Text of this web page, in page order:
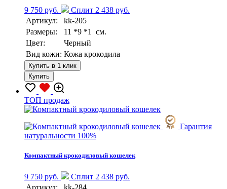
9 750 руб.
Сплит 2 438 руб.
Артикул:
kk-205
Размеры:
11 *9 *1 см.
Цвет:
Черный
Вид кожи: Кожа крокодила
Купить в 1 клик
Купить
TOП продаж
Гарантия
натуральности 100%
Компактный крокодиловый кошелек
9 750 руб.
Сплит 2 438 руб.
Артикул:
kk-284